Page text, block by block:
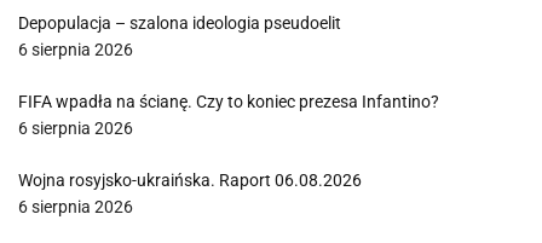
Depopulacja – szalona ideologia pseudoelit
6 sierpnia 2026
FIFA wpadła na ścianę. Czy to koniec prezesa Infantino?
6 sierpnia 2026
Wojna rosyjsko-ukraińska. Raport 06.08.2026
6 sierpnia 2026